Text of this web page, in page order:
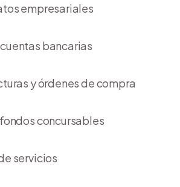
empresariales
bancarias
y órdenes de compra
concursables
servicios